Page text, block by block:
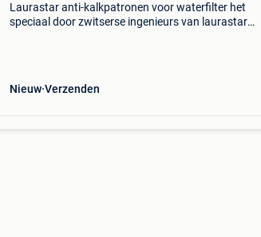
Laurastar anti-kalkpatronen voor waterfilter het
speciaal door zwitserse ingenieurs van laurastar
Nieuw Verzenden